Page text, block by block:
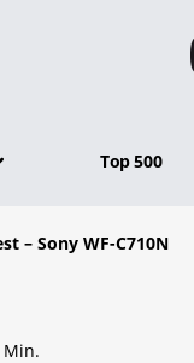
Top 500
– Sony WF-C710N
Min.